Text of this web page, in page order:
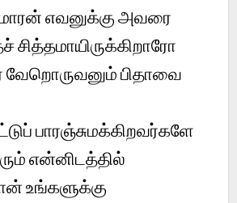
எவனுக்கு அவரை
சித்தமாயிருக்கிறாரோ
வேறொருவனும் பிதாவை
பாரஞ்சுமக்கிறவர்களே
என்னிடத்தில்
உங்களுக்கு